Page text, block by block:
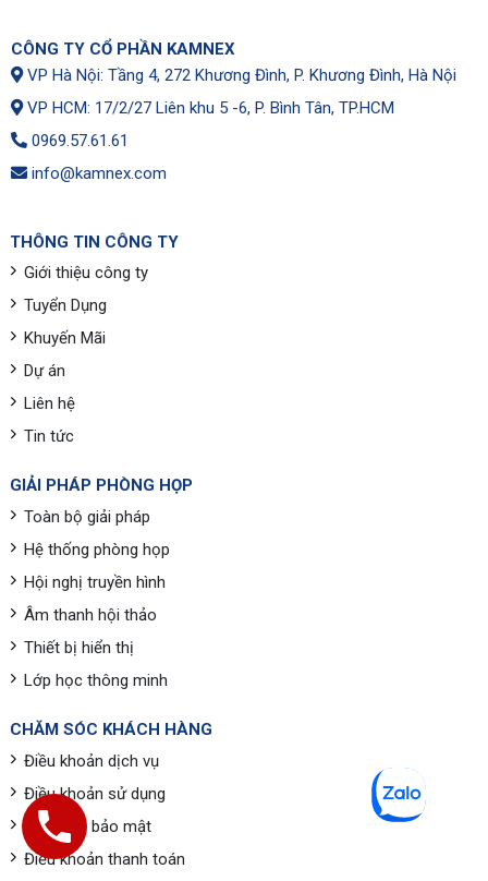
CÔNG TY CỔ PHẦN KAMNEX
VP Hà Nội: Tầng 4, 272 Khương Đình, P. Khương Đình, Hà Nội
VP HCM: 17/2/27 Liên khu 5 -6, P. Bình Tân, TP.HCM
0969.57.61.61
info@kamnex.com
THÔNG TIN CÔNG TY
Giới thiệu công ty
Tuyển Dụng
Khuyến Mãi
Dự án
Liên hệ
Tin tức
GIẢI PHÁP PHÒNG HỌP
Toàn bộ giải pháp
Hệ thống phòng họp
Hội nghị truyền hình
Âm thanh hội thảo
Thiết bị hiển thị
Lớp học thông minh
CHĂM SÓC KHÁCH HÀNG
Điều khoản dịch vụ
Điều khoản sử dụng
Quy định bảo mật
Điều khoản thanh toán